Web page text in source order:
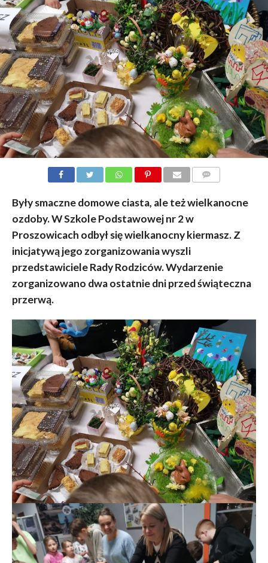
Były smaczne domowe ciasta, ale też wielkanocne
ozdoby. W Szkole Podstawowej nr 2 w
Proszowicach odbył się wielkanocny kiermasz. Z
inicjatywą jego zorganizowania wyszli
przedstawiciele Rady Rodziców. Wydarzenie
zorganizowano dwa ostatnie dni przed świąteczna
przerwą.